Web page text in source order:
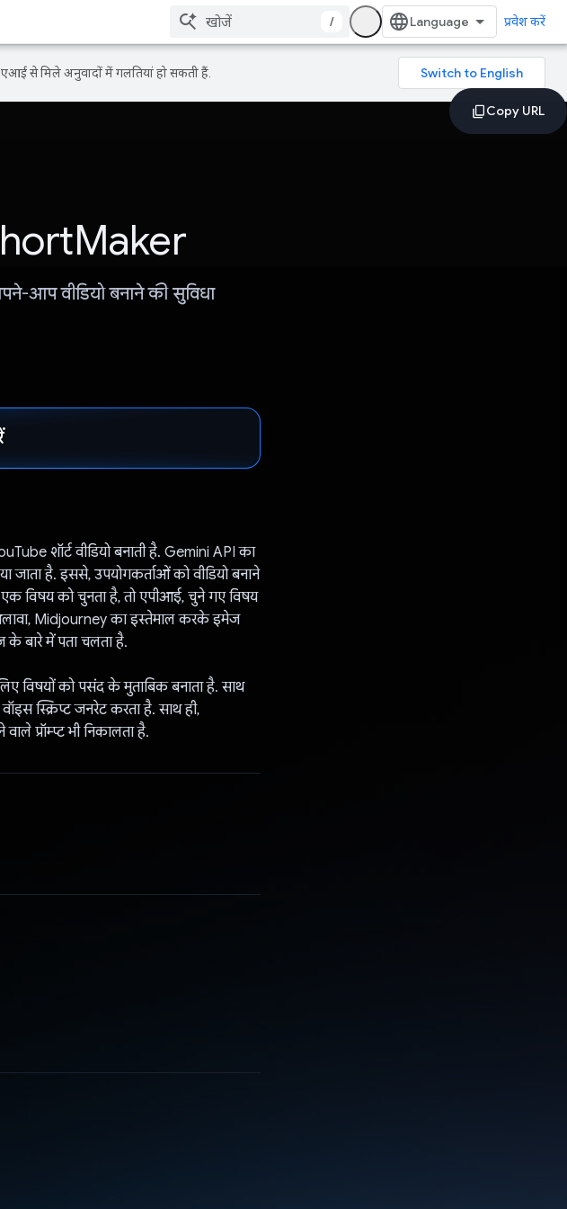
/ प्रवेश करें
से मिले अनुवादों में गलतियां हो सकती हैं.
आप वीडियो बनाने की सुविधा
शॉर्ट वीडियो बनाती है. Gemini API का
जाता है. इससे, उपयोगकर्ताओं को वीडियो बनाने
विषय को चुनता है, तो एपीआई, चुने गए विषय
Midjourney का इस्तेमाल करके इमेज
के बारे में पता चलता है.
विषयों को पसंद के मुताबिक बनाता है. साथ
स्क्रिप्ट जनरेट करता है. साथ ही,
प्रॉम्प्ट भी निकालता है.